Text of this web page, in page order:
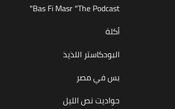
Bas Fi Masr "The Podcast"
أكلة
البودكاستر اللذيذ
بس في مصر
حواديت نص الليل